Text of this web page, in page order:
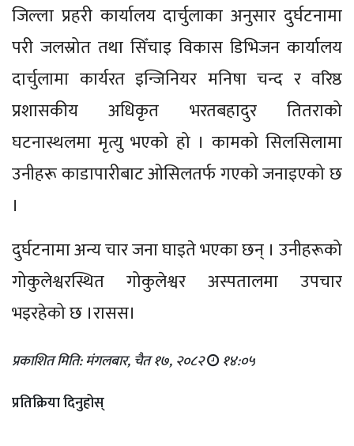
जिल्ला प्रहरी कार्यालय दार्चुलाका अनुसार दुर्घटनामा
परी जलस्रोत तथा सिँचाइ विकास डिभिजन कार्यालय
दार्चुलामा कार्यरत इन्जिनियर मनिषा चन्द र वरिष्ठ
प्रशासकीय अधिकृत भरतबहादुर तितराको
घटनास्थलमा मृत्यु भएको हो । कामको सिलसिलामा
उनीहरू काडापारीबाट ओसिलतर्फ गएको जनाइएको छ
।
दुर्घटनामा अन्य चार जना घाइते भएका छन् । उनीहरूको
गोकुलेश्वरस्थित गोकुलेश्वर अस्पतालमा उपचार
भइरहेको छ ।रासस।
प्रकाशित मिति: मंगलबार, चैत १७, २०८२ १४:०५
प्रतिक्रिया दिनुहोस्